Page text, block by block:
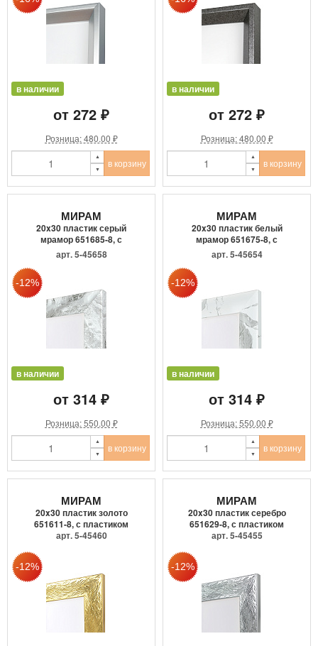
в наличии
от 272 ₽
Розница: 480.00 ₽
в корзину
в наличии
от 272 ₽
Розница: 480.00 ₽
в корзину
МИРАМ
20x30 пластик серый
мрамор 651685-8, с
пластиком
арт. 5-45658
в наличии
от 314 ₽
Розница: 550.00 ₽
в корзину
МИРАМ
20x30 пластик белый
мрамор 651675-8, с
пластиком
арт. 5-45654
в наличии
от 314 ₽
Розница: 550.00 ₽
в корзину
МИРАМ
20x30 пластик золото
651611-8, с пластиком
арт. 5-45460
МИРАМ
20x30 пластик серебро
651629-8, с пластиком
арт. 5-45455